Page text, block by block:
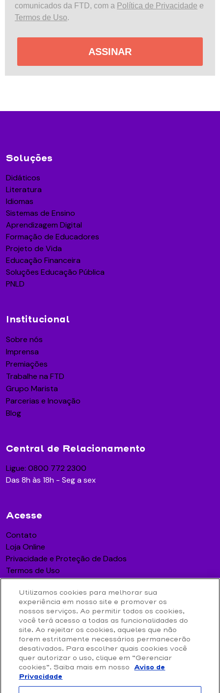
comunicados da FTD, com a Política de Privacidade e
Termos de Uso.
ASSINAR
Soluções
Didáticos
Literatura
Idiomas
Sistemas de Ensino
Aprendizagem Digital
Formação de Educadores
Projeto de Vida
Educação Financeira
Soluções Educação Pública
PNLD
Institucional
Sobre nós
Imprensa
Premiações
Trabalhe na FTD
Grupo Marista
Parcerias e Inovação
Blog
Central de Relacionamento
Ligue: 0800 772 2300
Das 8h às 18h - Seg a sex
Acesse
Contato
Loja Online
Privacidade e Proteção de Dados
Termos de Uso
Utilizamos cookies para melhorar sua
experiência em nosso site e promover os
nossos serviços. Ao permitir todos os cookies,
você terá acesso a todas as funcionalidades do
site. Ao rejeitar os cookies, aqueles que não
forem estritamente necessários permanecerão
desativados. Para escolher quais cookies você
quer autorizar o uso, clique em “Gerenciar
cookies”. Saiba mais em nosso
Aviso de
Privacidade